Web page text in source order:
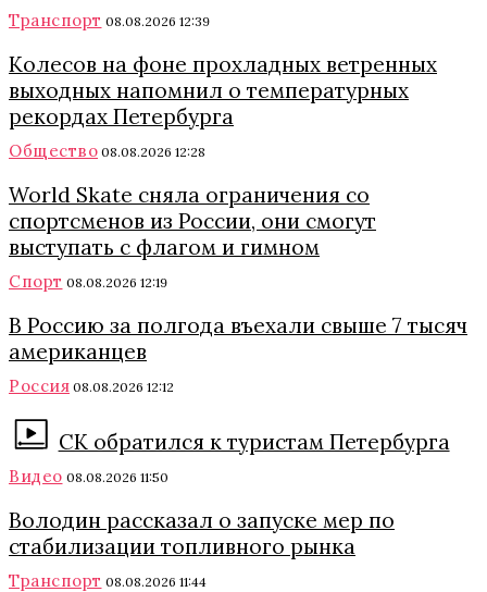
Транспорт 08.08.2026 12:39
Колесов на фоне прохладных ветренных
выходных напомнил о температурных
рекордах Петербурга
Общество 08.08.2026 12:28
World Skate сняла ограничения со
спортсменов из России, они смогут
выступать с флагом и гимном
Спорт 08.08.2026 12:19
В Россию за полгода въехали свыше 7 тысяч
американцев
Россия 08.08.2026 12:12
СК обратился к туристам Петербурга
Видео 08.08.2026 11:50
Володин рассказал о запуске мер по
стабилизации топливного рынка
Транспорт 08.08.2026 11:44